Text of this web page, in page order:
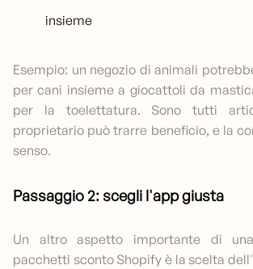
insieme
Esempio: un negozio di animali
per cani insieme a giocattoli da
per la toelettatura. Sono tutti
proprietario può trarre beneficio, e la
senso.
Passaggio 2: scegli l'app giusta
Un altro aspetto importante di
pacchetti sconto Shopify è la scelta